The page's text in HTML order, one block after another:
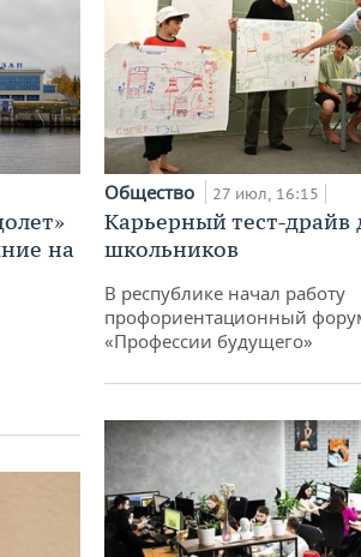
на
Общество 27 июл, 16:15
Карьерный тест-драйв
школьников
В республике начал работу
профориентационный
«Профессии будущего»